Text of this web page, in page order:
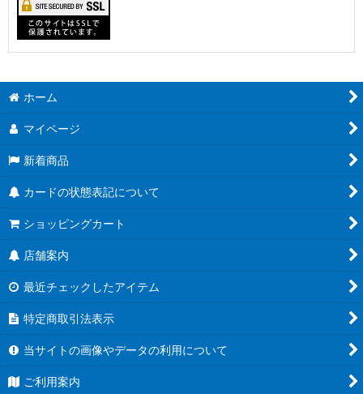
ホーム
マイページ
新着商品
カードの状態表記について
ショッピングカート
店舗案内
最近チェックしたアイテム
特定商取引法表示
当サイトの画像やデータの利用について
ご利用案内